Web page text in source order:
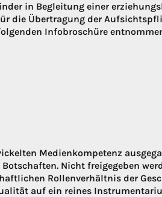
in Begleitung einer
die Übertragung der
Infobroschüre
Medienkompetenz
Nicht freigegeben
Rollenverhältnis der
auf ein reines